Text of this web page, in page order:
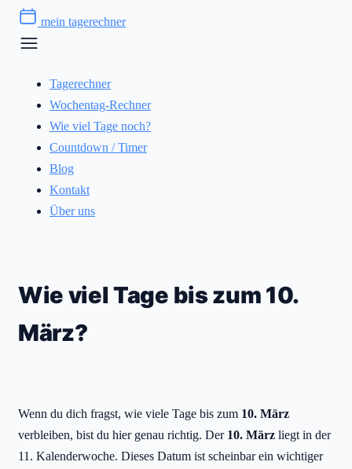
Zum
Inhalt
mein tagerechner
Tagerechner
Wochentag-Rechner
Wie viel Tage noch?
Countdown / Timer
Blog
Kontakt
Über uns
Wie viel Tage bis zum 10.
März?
Wenn du dich fragst, wie viele Tage bis zum 10. März
verbleiben, bist du hier genau richtig. Der 10. März liegt in der
11. Kalenderwoche. Dieses Datum ist scheinbar ein wichtiger